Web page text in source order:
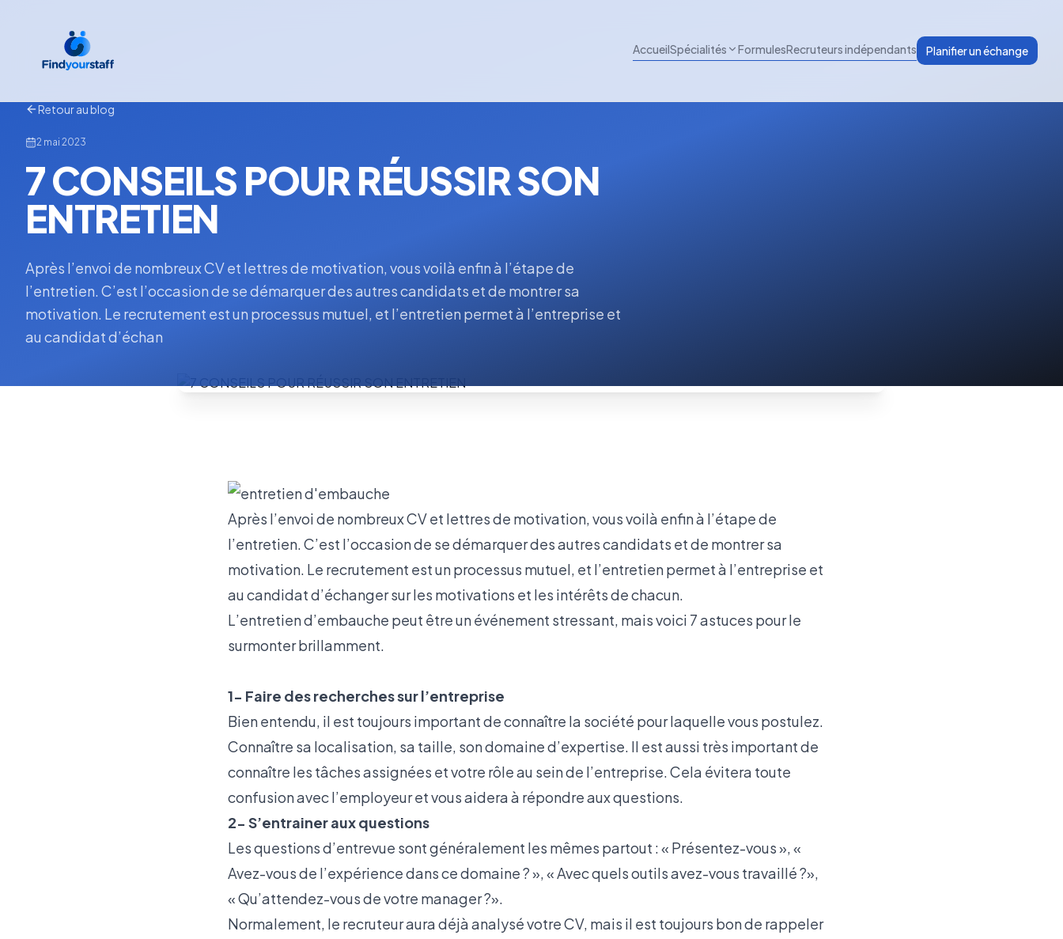
AccueilSpécialités FormulesRecruteurs indépendants Planifier un échange
Retour au blog
2 mai 2023
7 CONSEILS POUR RÉUSSIR SON
ENTRETIEN
Après l’envoi de nombreux CV et lettres de motivation, vous voilà enfin à l’étape de
l’entretien. C’est l’occasion de se démarquer des autres candidats et de montrer sa
motivation. Le recrutement est un processus mutuel, et l’entretien permet à l’entreprise et
au candidat d’échan
Après l’envoi de nombreux CV et lettres de motivation, vous voilà enfin à l’étape de
l’entretien. C’est l’occasion de se démarquer des autres candidats et de montrer sa
motivation. Le recrutement est un processus mutuel, et l’entretien permet à l’entreprise et
au candidat d’échanger sur les motivations et les intérêts de chacun.
L’entretien d’embauche peut être un événement stressant, mais voici 7 astuces pour le
surmonter brillamment.
1- Faire des recherches sur l’entreprise
Bien entendu, il est toujours important de connaître la société pour laquelle vous postulez.
Connaître sa localisation, sa taille, son domaine d’expertise. Il est aussi très important de
connaître les tâches assignées et votre rôle au sein de l’entreprise. Cela évitera toute
confusion avec l’employeur et vous aidera à répondre aux questions.
2- S’entrainer aux questions
Les questions d’entrevue sont généralement les mêmes partout : « Présentez-vous », «
Avez-vous de l’expérience dans ce domaine ? », « Avec quels outils avez-vous travaillé ?»,
« Qu’attendez-vous de votre manager ?».
Normalement, le recruteur aura déjà analysé votre CV, mais il est toujours bon de rappeler